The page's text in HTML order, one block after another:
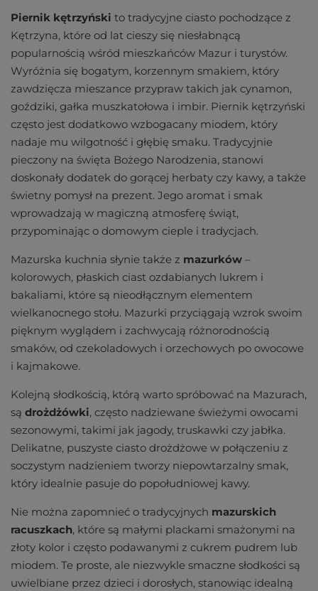
Piernik kętrzyński to tradycyjne ciasto pochodzące z
Kętrzyna, które od lat cieszy się niesłabnącą
popularnością wśród mieszkańców Mazur i turystów.
Wyróżnia się bogatym, korzennym smakiem, który
zawdzięcza mieszance przypraw takich jak cynamon,
goździki, gałka muszkatołowa i imbir. Piernik kętrzyński
często jest dodatkowo wzbogacany miodem, który
nadaje mu wilgotność i głębię smaku. Tradycyjnie
pieczony na święta Bożego Narodzenia, stanowi
doskonały dodatek do gorącej herbaty czy kawy, a także
świetny pomysł na prezent. Jego aromat i smak
wprowadzają w magiczną atmosferę świąt,
przypominając o domowym cieple i tradycjach.
Mazurska kuchnia słynie także z mazurków –
kolorowych, płaskich ciast ozdabianych lukrem i
bakaliami, które są nieodłącznym elementem
wielkanocnego stołu. Mazurki przyciągają wzrok swoim
pięknym wyglądem i zachwycają różnorodnością
smaków, od czekoladowych i orzechowych po owocowe
i kajmakowe.
Kolejną słodkością, którą warto spróbować na Mazurach,
są drożdżówki, często nadziewane świeżymi owocami
sezonowymi, takimi jak jagody, truskawki czy jabłka.
Delikatne, puszyste ciasto drożdżowe w połączeniu z
soczystym nadzieniem tworzy niepowtarzalny smak,
który idealnie pasuje do popołudniowej kawy.
Nie można zapomnieć o tradycyjnych mazurskich
racuszkach, które są małymi plackami smażonymi na
złoty kolor i często podawanymi z cukrem pudrem lub
miodem. Te proste, ale niezwykle smaczne słodkości są
uwielbiane przez dzieci i dorosłych, stanowiąc idealną